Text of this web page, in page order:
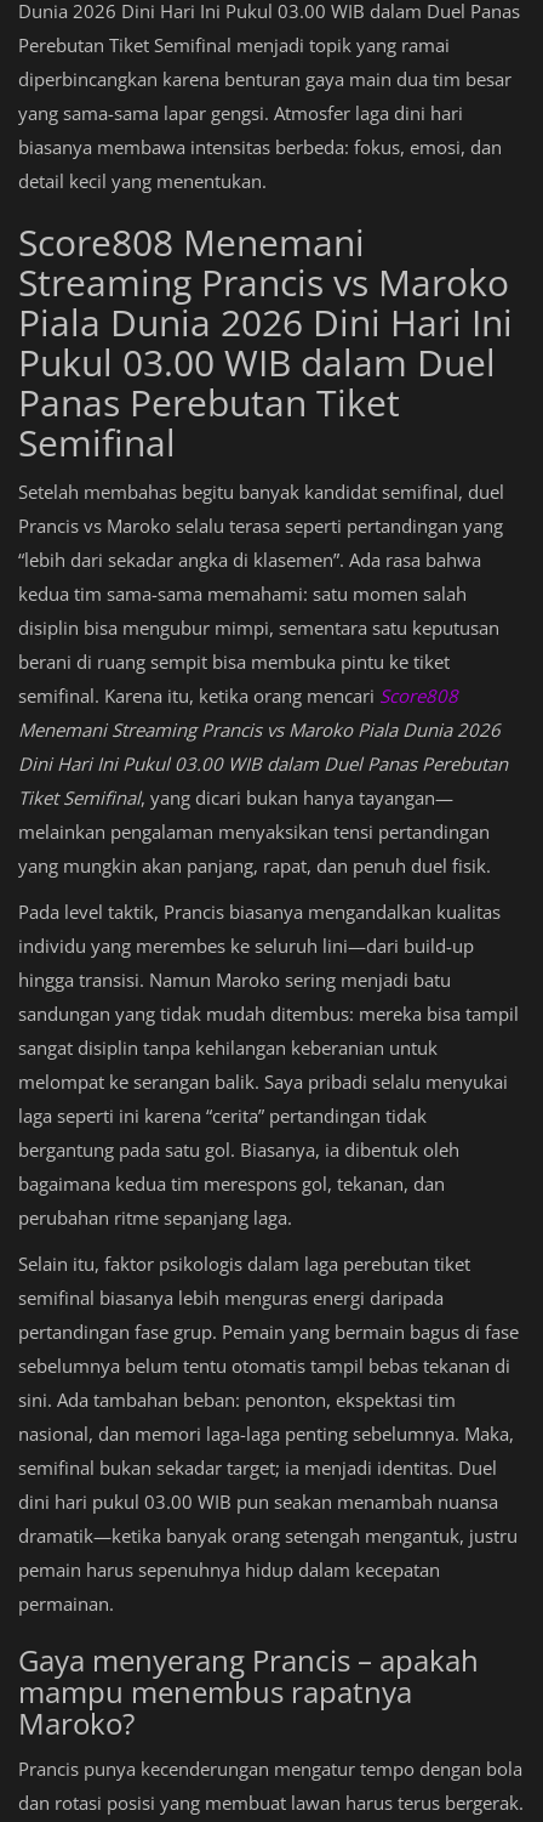
Dunia 2026 Dini Hari Ini Pukul 03.00 WIB dalam Duel Panas
Perebutan Tiket Semifinal menjadi topik yang ramai
diperbincangkan karena benturan gaya main dua tim besar
yang sama-sama lapar gengsi. Atmosfer laga dini hari
biasanya membawa intensitas berbeda: fokus, emosi, dan
detail kecil yang menentukan.
Score808 Menemani
Streaming Prancis vs Maroko
Piala Dunia 2026 Dini Hari Ini
Pukul 03.00 WIB dalam Duel
Panas Perebutan Tiket
Semifinal
Setelah membahas begitu banyak kandidat semifinal, duel
Prancis vs Maroko selalu terasa seperti pertandingan yang
“lebih dari sekadar angka di klasemen”. Ada rasa bahwa
kedua tim sama-sama memahami: satu momen salah
disiplin bisa mengubur mimpi, sementara satu keputusan
berani di ruang sempit bisa membuka pintu ke tiket
semifinal. Karena itu, ketika orang mencari Score808
Menemani Streaming Prancis vs Maroko Piala Dunia 2026
Dini Hari Ini Pukul 03.00 WIB dalam Duel Panas Perebutan
Tiket Semifinal, yang dicari bukan hanya tayangan—
melainkan pengalaman menyaksikan tensi pertandingan
yang mungkin akan panjang, rapat, dan penuh duel fisik.
Pada level taktik, Prancis biasanya mengandalkan kualitas
individu yang merembes ke seluruh lini—dari build-up
hingga transisi. Namun Maroko sering menjadi batu
sandungan yang tidak mudah ditembus: mereka bisa tampil
sangat disiplin tanpa kehilangan keberanian untuk
melompat ke serangan balik. Saya pribadi selalu menyukai
laga seperti ini karena “cerita” pertandingan tidak
bergantung pada satu gol. Biasanya, ia dibentuk oleh
bagaimana kedua tim merespons gol, tekanan, dan
perubahan ritme sepanjang laga.
Selain itu, faktor psikologis dalam laga perebutan tiket
semifinal biasanya lebih menguras energi daripada
pertandingan fase grup. Pemain yang bermain bagus di fase
sebelumnya belum tentu otomatis tampil bebas tekanan di
sini. Ada tambahan beban: penonton, ekspektasi tim
nasional, dan memori laga-laga penting sebelumnya. Maka,
semifinal bukan sekadar target; ia menjadi identitas. Duel
dini hari pukul 03.00 WIB pun seakan menambah nuansa
dramatik—ketika banyak orang setengah mengantuk, justru
pemain harus sepenuhnya hidup dalam kecepatan
permainan.
Gaya menyerang Prancis – apakah
mampu menembus rapatnya
Maroko?
Prancis punya kecenderungan mengatur tempo dengan bola
dan rotasi posisi yang membuat lawan harus terus bergerak.